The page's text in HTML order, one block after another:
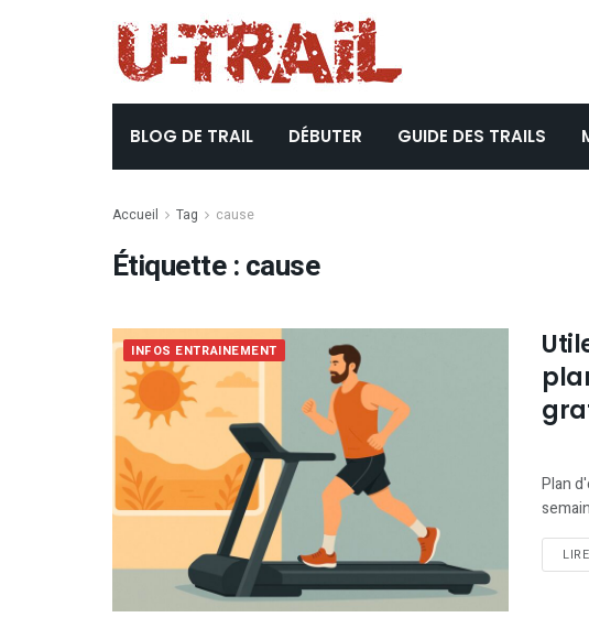
BLOG DE TRAIL DÉBUTER GUIDE DES TRAILS
Accueil Tag cause
Étiquette :cause
INFOS ENTRAINEMENT
Plan
LIRE